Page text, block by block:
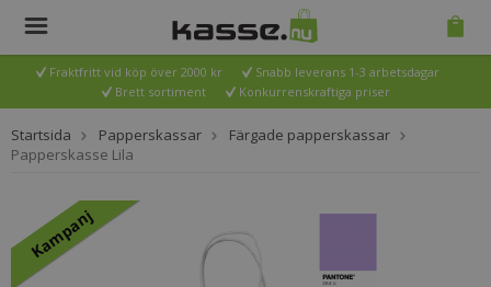
Fraktfritt vid köp över 2000 kr
Snabb leverans 1-3 arbetsdagar
Brett sortiment
Konkurrenskraftiga priser
Startsida Papperskassar
Färgade papperskassar
Papperskasse Lila
Kampanj